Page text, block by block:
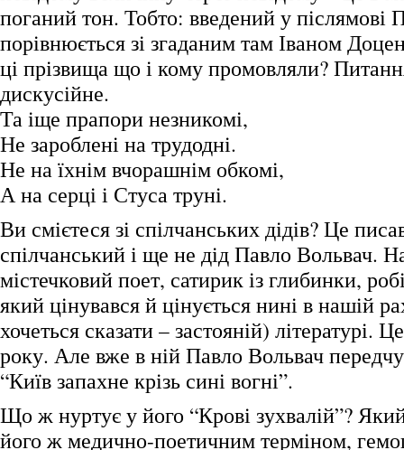
поганий тон. Тобто: введений у післямові
порівнюється зі згаданим там Іваном
ці прізвища що і кому промовляли?
дискусійне.
Та іще прапори незникомі,
Не зароблені на трудодні.
Не на їхнім вчорашнім обкомі,
А на серці і Стуса труні.
Ви смієтеся зі спілчанських дідів? Це
спілчанський і ще не дід Павло Вольвач.
містечковий поет, сатирик із глибинки,
який цінувався й цінується нині в нашій
хочеться сказати – застояній) літературі.
року. Але вже в ній Павло Вольвач
“Київ запахне крізь сині вогні”.
Що ж нуртує у його “Крові зухвалій”?
його ж медично-поетичним терміном,